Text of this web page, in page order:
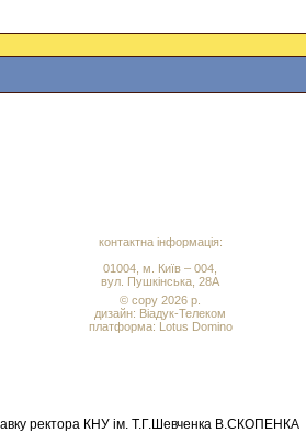
контактна інформація:
01004, м. Київ – 004,
вул. Пушкінська, 28А
© copy 2026 р.
дизайн: Віадук-Телеком
платформа: Lotus Domino
ректора КНУ ім. Т.Г.Шевченка В.СКОПЕНКА